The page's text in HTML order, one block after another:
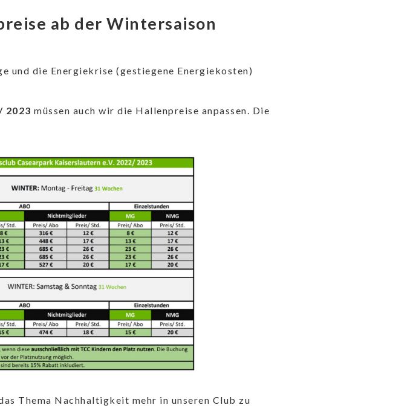
ab der Wintersaison
und die Energiekrise (gestiegene Energiekosten)
2023 müssen auch wir die Hallenpreise anpassen. Die
Thema Nachhaltigkeit mehr in unseren Club zu